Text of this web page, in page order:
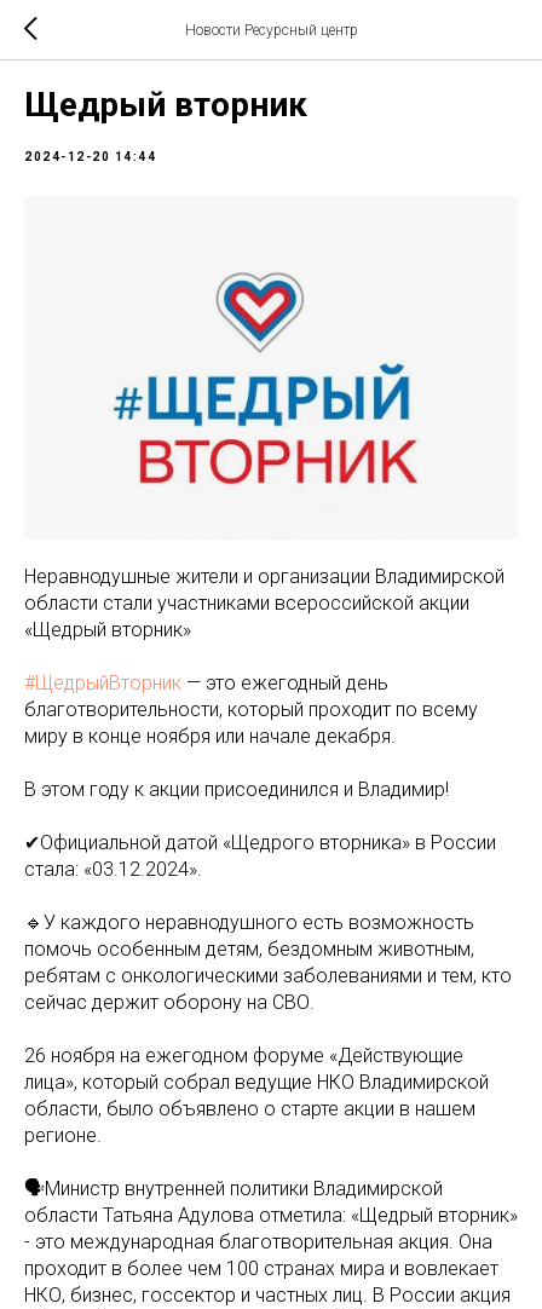
Новости Ресурсный центр
Щедрый вторник
2024-12-20 14:44
Неравнодушные жители и организации Владимирской
области стали участниками всероссийской акции
«Щедрый вторник»
#ЩедрыйВторник — это ежегодный день
благотворительности, который проходит по всему
миру в конце ноября или начале декабря.
В этом году к акции присоединился и Владимир!
✔Официальной датой «Щедрого вторника» в России
стала: «03.12.2024».
🔹У каждого неравнодушного есть возможность
помочь особенным детям, бездомным животным,
ребятам с онкологическими заболеваниями и тем, кто
сейчас держит оборону на СВО.
26 ноября на ежегодном форуме «Действующие
лица», который собрал ведущие НКО Владимирской
области, было объявлено о старте акции в нашем
регионе.
🗣Министр внутренней политики Владимирской
области Татьяна Адулова отметила: «Щедрый вторник»
- это международная благотворительная акция. Она
проходит в более чем 100 странах мира и вовлекает
НКО, бизнес, госсектор и частных лиц. В России акция